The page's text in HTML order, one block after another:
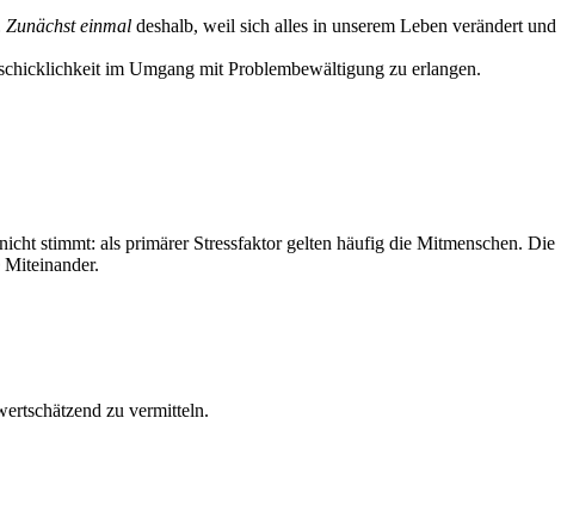
Zunächst einmal deshalb, weil sich alles in unserem Leben verändert und
im Umgang mit Problembewältigung zu erlangen.
stimmt: als primärer Stressfaktor gelten häufig die Mitmenschen. Die
zu vermitteln.